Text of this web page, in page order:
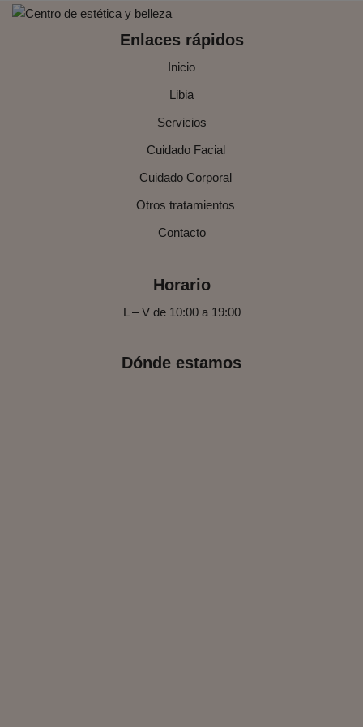
Enlaces rápidos
Inicio
Libia
Servicios
Cuidado Facial
Cuidado Corporal
Otros tratamientos
Contacto
Horario
L – V de 10:00 a 19:00
Dónde estamos